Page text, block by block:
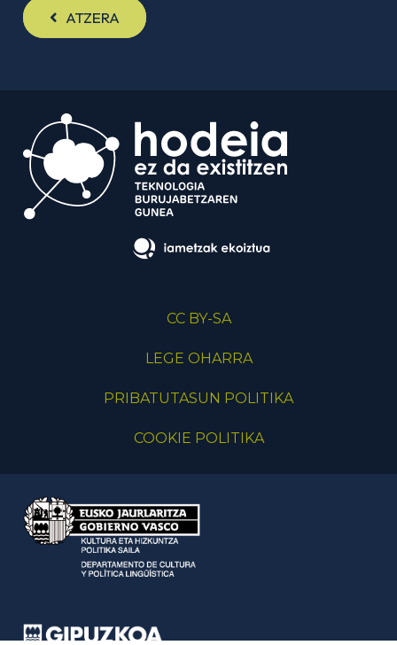
ATZERA
CC BY-SA
LEGE OHARRA
PRIBATUTASUN POLITIKA
COOKIE POLITIKA